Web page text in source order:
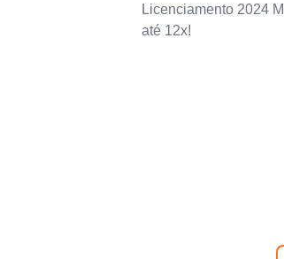
Licenciamento 2024
até 12x!